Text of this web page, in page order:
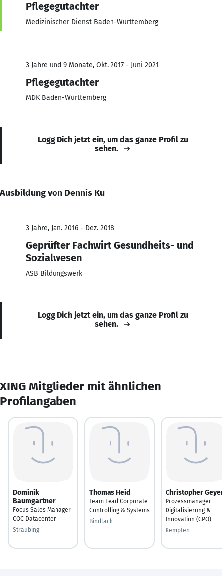
Pflegegutachter
Medizinischer Dienst Baden-Württemberg
3 Jahre und 9 Monate, Okt. 2017 - Juni 2021
Pflegegutachter
MDK Baden-Württemberg
Logg Dich jetzt ein, um das ganze Profil zu
sehen.
Ausbildung von Dennis Ku
3 Jahre, Jan. 2016 - Dez. 2018
Geprüfter Fachwirt Gesundheits- und
Sozialwesen
ASB Bildungswerk
Logg Dich jetzt ein, um das ganze Profil zu
sehen.
XING Mitglieder mit ähnlichen
Profilangaben
Dominik
Baumgartner
Focus Sales Manager
COC Datacenter
Straubing
Thomas Heid
Team Lead Corporate
Controlling & Systems
Bindlach
Christopher
Prozessmanager
Digitalisierung &
Innovation (CPO)
Kempten